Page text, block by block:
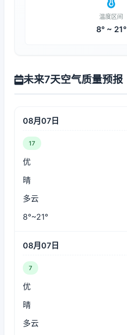
温度区间
8° ~ 21°
未来7天空气质量预报
08月07日
17
优
晴
多云
8°~21°
08月07日
7
优
晴
多云